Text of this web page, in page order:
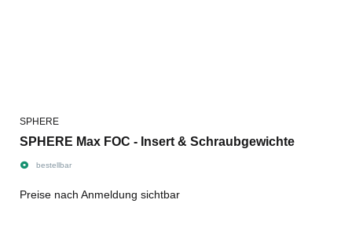
SPHERE
SPHERE Max FOC - Insert & Schraubgewichte
bestellbar
Preise nach Anmeldung sichtbar